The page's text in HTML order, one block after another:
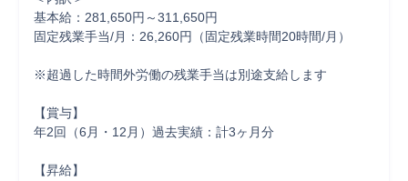
基本給：281,650円～311,650円
固定残業手当/月：26,260円（固定残業時間20時間/月）
※超過した時間外労働の残業手当は別途支給します
【賞与】
年2回（6月・12月）過去実績：計3ヶ月分
【昇給】